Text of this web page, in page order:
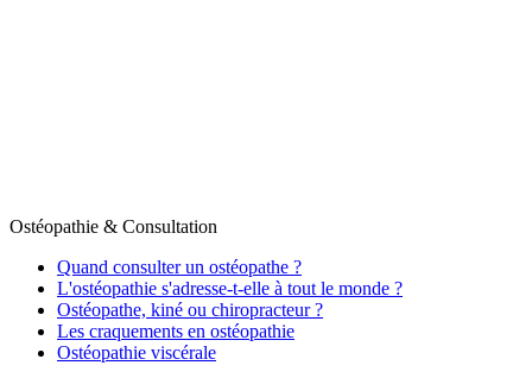
Ostéopathie & Consultation
Quand consulter un ostéopathe ?
L'ostéopathie s'adresse-t-elle à tout le monde ?
Ostéopathe, kiné ou chiropracteur ?
Les craquements en ostéopathie
Ostéopathie viscérale